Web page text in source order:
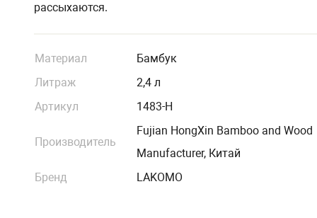
рассыхаются.
Материал
Бамбук
Литраж
2,4 л
Артикул
1483-H
Производитель
Fujian HongXin Bamboo and Wood
Manufacturer, Китай
Бренд
LAKOMO